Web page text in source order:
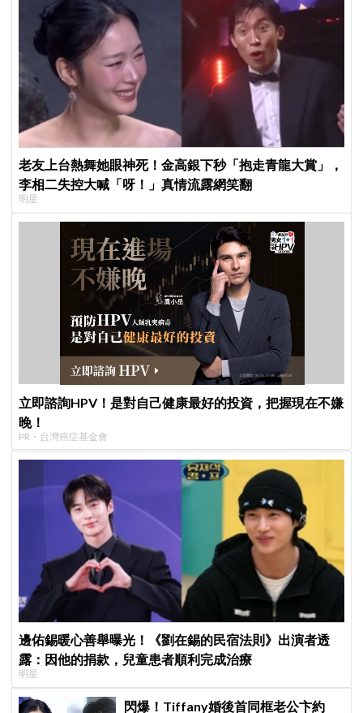
老友上台熱舞她眼神死！金高銀下秒「抱走青龍大賞」，
李相二失控大喊「呀！」真情流露網笑翻
明星
立即諮詢HPV！是對自己健康最好的投資，把握現在不嫌
晚！
PR・台灣癌症基金會
邊佑錫暖心善舉曝光！《劉在錫的民宿法則》出演者透
露：因他的捐款，兒童患者順利完成治療
明星
閃爆！Tiffany婚後首同框老公卞約